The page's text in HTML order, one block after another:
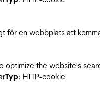
för en webbplats att
optimize the website's
Typ: HTTP-cookie